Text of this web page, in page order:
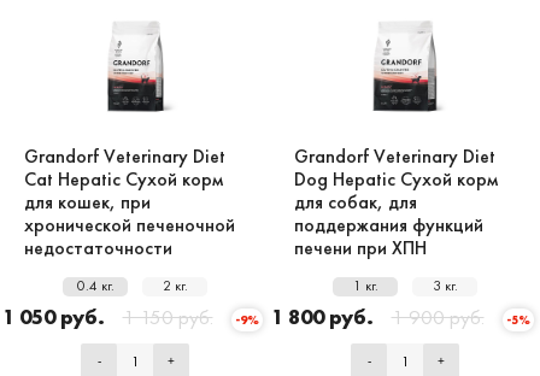
Grandorf Veterinary Diet
Cat Hepatic Сухой корм
для кошек, при
хронической печеночной
недостаточности
0.4 кг. 2 кг.
1 050 руб. 1 150 руб. -9%
- +
Grandorf Veterinary Diet
Dog Hepatic Сухой корм
для собак, для
поддержания функций
печени при ХПН
1 кг. 3 кг.
1 800 руб. 1 900 руб. -5%
- +